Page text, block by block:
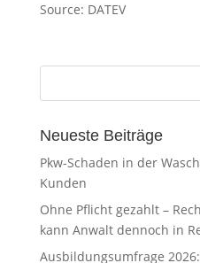
Source: DATEV
Neueste Beiträge
Pkw-Schaden in der
Kunden
Ohne Pflicht gezahlt –
kann Anwalt dennoch in
Ausbildungsumfrage